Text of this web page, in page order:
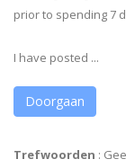
prior to spending 7
I have posted ...
Doorgaan
Trefwoorden :